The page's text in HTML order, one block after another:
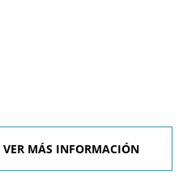
VER MÁS INFORMACIÓN